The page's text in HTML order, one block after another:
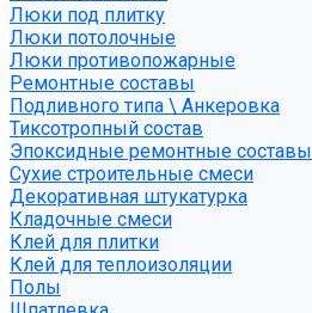
Люки под плитку
Люки потолочные
Люки противопожарные
Ремонтные составы
Подливного типа \ Анкеровка
Тиксотропный состав
Эпоксидные ремонтные составы
Сухие строительные смеси
Декоративная штукатурка
Кладочные смеси
Клей для плитки
Клей для теплоизоляции
Полы